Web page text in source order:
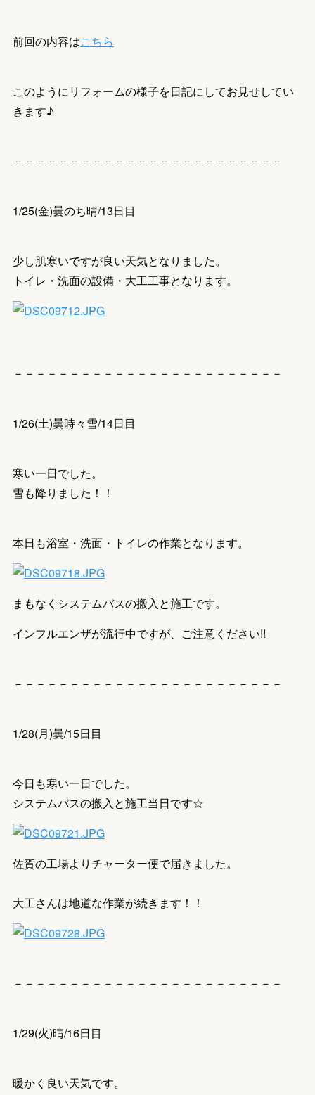
前回の内容はこちら
このようにリフォームの様子を日記にしてお見せしてい
きます♪
－－－－－－－－－－－－－－－－－－－－－－－－
1/25(金)曇のち晴/13日目
少し肌寒いですが良い天気となりました。
トイレ・洗面の設備・大工工事となります。
－－－－－－－－－－－－－－－－－－－－－－－－
1/26(土)曇時々雪/14日目
寒い一日でした。
雪も降りました！！
本日も浴室・洗面・トイレの作業となります。
まもなくシステムバスの搬入と施工です。
インフルエンザが流行中ですが、ご注意ください!!
－－－－－－－－－－－－－－－－－－－－－－－－
1/28(月)曇/15日目
今日も寒い一日でした。
システムバスの搬入と施工当日です☆
佐賀の工場よりチャーター便で届きました。
大工さんは地道な作業が続きます！！
－－－－－－－－－－－－－－－－－－－－－－－－
1/29(火)晴/16日目
暖かく良い天気です。